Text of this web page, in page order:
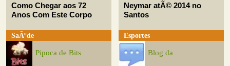
Como Chegar aos 72
Anos Com Este Corpo
SaÃºde
Pipoca de Bits
Neymar atÃ© 2014 no
Santos
Esportes
Blog da